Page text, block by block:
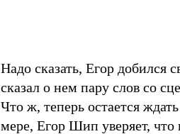
Надо сказать, Егор добился
сказал о нем пару слов со
Что ж, теперь остается
мере, Егор Шип уверяет,